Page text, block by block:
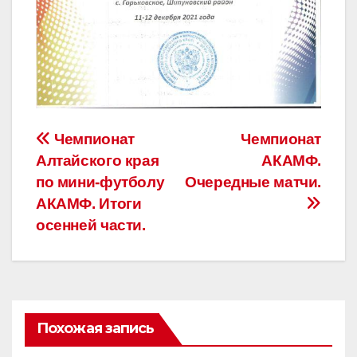
Навигация
по
записям
Чемпионат
АКАМФ.
Очередные матчи.
Чемпионат
Алтайского края
по мини-футболу
АКАМФ. Итоги
осенней части.
Похожая запись